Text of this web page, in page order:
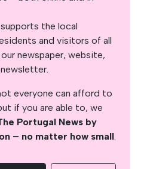
the local
and visitors of all
newspaper, website,
everyone can afford to
if you are able to, we
Portugal News by
– no matter how small.